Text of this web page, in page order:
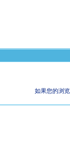
如果您的浏